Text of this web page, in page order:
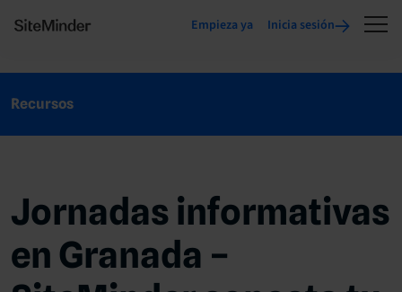
Empieza ya Inicia sesión
Recursos
Jornadas informativas
en Granada –